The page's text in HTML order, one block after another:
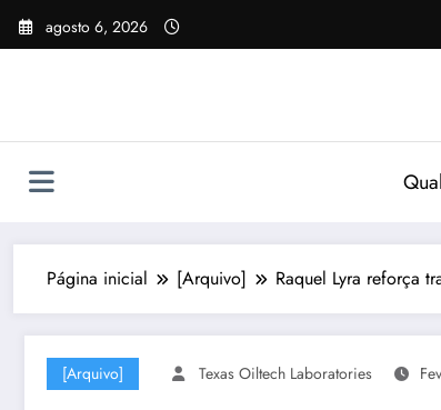
Pular
para
agosto 6, 2026
Página inicial [Arquivo] Raquel Lyra reforça
[Arquivo] Texas Oiltech Laboratories